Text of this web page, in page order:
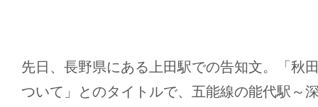
先日、長野県にある上田駅での告知文。「秋
ついて」とのタイトルで、五能線の能代駅～